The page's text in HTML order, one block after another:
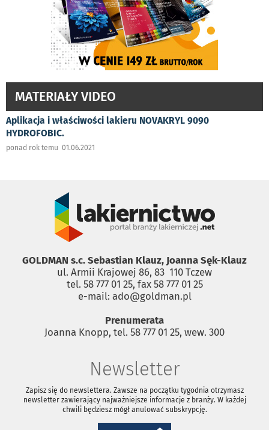
MATERIAŁY VIDEO
Aplikacja i właściwości lakieru NOVAKRYL 9090
HYDROFOBIC.
ponad rok temu 01.06.2021
GOLDMAN s.c. Sebastian Klauz, Joanna Sęk-Klauz
ul. Armii Krajowej 86, 83 ­ 110 Tczew
tel. 58 777 01 25, fax 58 777 01 25
e-mail: ado@goldman.pl
Prenumerata
Joanna Knopp, tel. 58 777 01 25, wew. 300
Newsletter
Zapisz się do newslettera. Zawsze na początku tygodnia otrzymasz
newsletter zawierający najważniejsze informacje z branży. W każdej
chwili będziesz mógł anulować subskrypcję.